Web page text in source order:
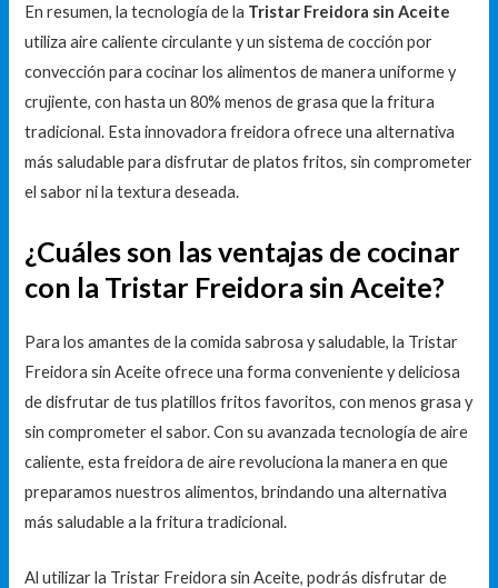
En resumen, la tecnología de la Tristar Freidora sin Aceite
utiliza aire caliente circulante y un sistema de cocción por
convección para cocinar los alimentos de manera uniforme y
crujiente, con hasta un 80% menos de grasa que la fritura
tradicional. Esta innovadora freidora ofrece una alternativa
más saludable para disfrutar de platos fritos, sin comprometer
el sabor ni la textura deseada.
¿Cuáles son las ventajas de cocinar
con la Tristar Freidora sin Aceite?
Para los amantes de la comida sabrosa y saludable, la Tristar
Freidora sin Aceite ofrece una forma conveniente y deliciosa
de disfrutar de tus platillos fritos favoritos, con menos grasa y
sin comprometer el sabor. Con su avanzada tecnología de aire
caliente, esta freidora de aire revoluciona la manera en que
preparamos nuestros alimentos, brindando una alternativa
más saludable a la fritura tradicional.
Al utilizar la Tristar Freidora sin Aceite, podrás disfrutar de